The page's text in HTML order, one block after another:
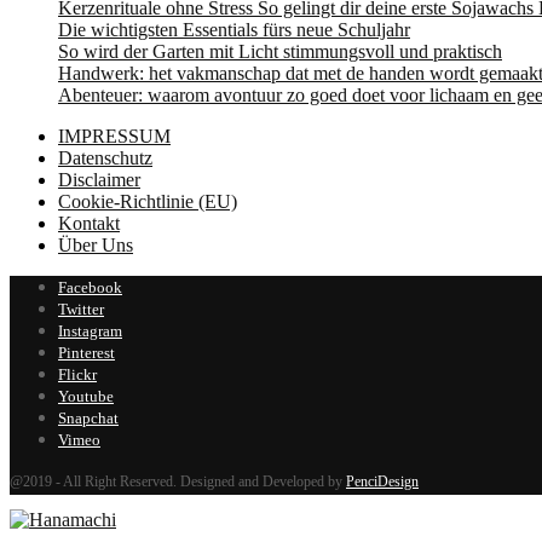
Kerzenrituale ohne Stress So gelingt dir deine erste Sojawachs
Die wichtigsten Essentials fürs neue Schuljahr
So wird der Garten mit Licht stimmungsvoll und praktisch
Handwerk: het vakmanschap dat met de handen wordt gemaakt
Abenteuer: waarom avontuur zo goed doet voor lichaam en
IMPRESSUM
Datenschutz
Disclaimer
Cookie-Richtlinie (EU)
Kontakt
Über Uns
Facebook
Twitter
Instagram
Pinterest
Flickr
Youtube
Snapchat
Vimeo
@2019 - All Right Reserved. Designed and Developed by PenciDesign